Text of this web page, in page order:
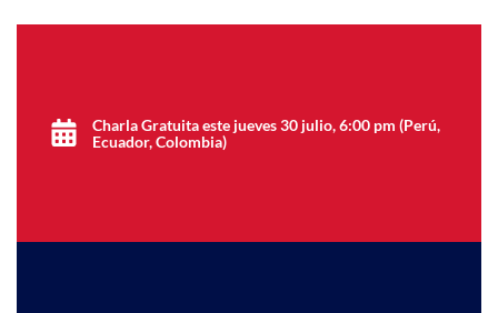
Charla Gratuita este jueves 30 julio, 6:00 pm (Perú,
Ecuador, Colombia)